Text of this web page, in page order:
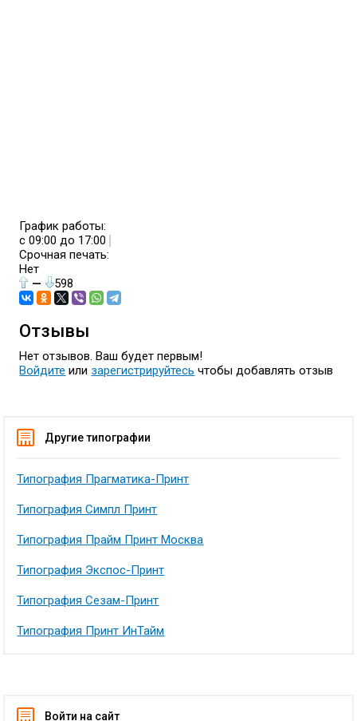
График работы:
с 09:00 до 17:00
Срочная печать:
Нет
—
598
Отзывы
Нет отзывов. Ваш будет первым!
Войдите или зарегистрируйтесь чтобы добавлять отзыв
Другие типографии
Типография Прагматика-Принт
Типография Симпл Принт
Типография Прайм Принт Москва
Типография Экспос-Принт
Типография Сезам-Принт
Типография Принт ИнТайм
Войти на сайт